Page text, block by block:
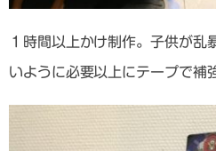
１時間以上かけ制作。子供が乱
いように必要以上にテープで補